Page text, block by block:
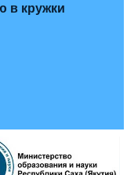
в кружки